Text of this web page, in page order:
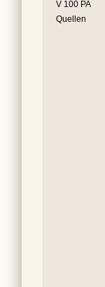
V 100 PA
Quellen